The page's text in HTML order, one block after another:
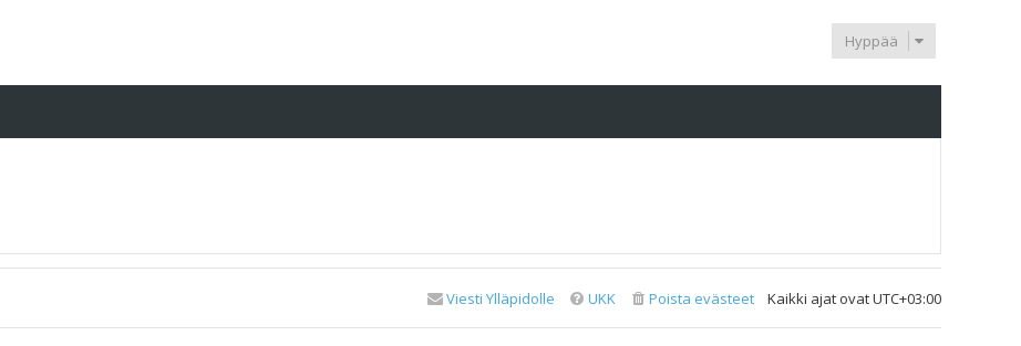
Hyppää
Kaikki ajat ovatUTC+03:00
Poista evästeet
UKK
Viesti Ylläpidolle